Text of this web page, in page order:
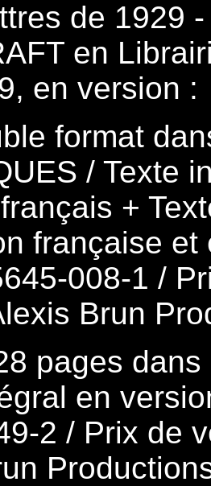
de 1929
en
en version :
format
/ Texte
+
française et
008-1 /
Brun
pages
en
2 / Prix de